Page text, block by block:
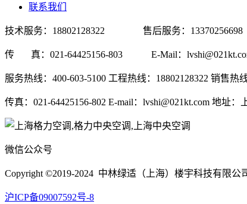
联系我们
技术服务：18802128322 售后服务：
传 真：021-64425156-803 E-Mail：
服务热线：400-603-5100 工程热线：18802128322 销售热
传真：021-64425156-802 E-mail：lvshi@021kt.com 地址
微信公众号
Copyright ©2019-2024 中林绿适（上海）楼宇科技有限公
沪ICP备09007592号-8